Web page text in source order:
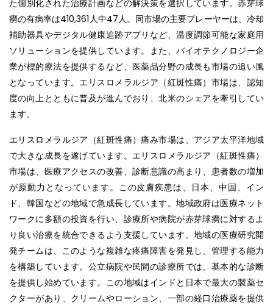
た個別化された治療計画などの解決策を選択しています。赤芽球
癆の有病率は410,361人中47人。同市場の主要プレーヤーは、冷却
補助器具やデジタル健康追跡アプリなど、温度調節可能な家庭用
ソリューションを提供しています。また、バイオテクノロジー企
業が標的療法を提供するなど、医薬品分野の成長も市場の追い風
となっています。エリスロメラルジア（紅斑性痛）市場は、認知
度の向上とともに普及が進んでおり、北米のシェアを牽引してい
ます。
エリスロメラルジア（紅斑性痛）痛み市場は、アジア太平洋地域
で大きな成長を遂げています。エリスロメラルジア（紅斑性痛）
市場は、医療アクセスの改善、診断意識の高まり、患者数の増加
が原動力となっています。この皮膚疾患は、日本、中国、イン
ド、韓国などの地域で急成長しています。地域政府は医療ネット
ワークに多額の投資を行い、診療所や病院が赤芽球癆に対するよ
り良い治療を統合できるよう支援しています。地域の医療研究開
発チームは、このような複雑な疼痛障害を発見し、管理する能力
を構築しています。公立病院や民間の診療所では、基本的な診断
を提供し始めています。この地域はインドと日本で最大の製薬セ
クターがあり、クリームやローション、一部の経口治療薬を提供